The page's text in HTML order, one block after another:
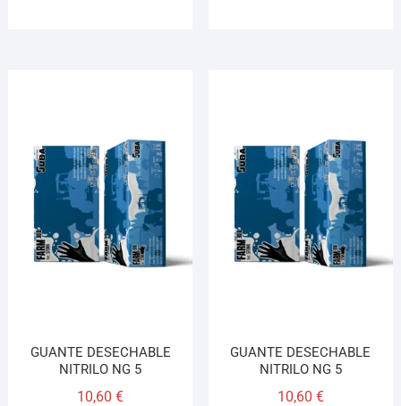
GUANTE DESECHABLE
NITRILO NG 5
10,60€
GUANTE DESECHABLE
NITRILO NG 5
10,60 €